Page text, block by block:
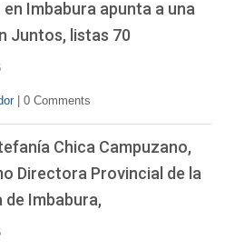
Imbabura apunta a una
Juntos, listas 70
| 0 Comments
Chica Campuzano,
Directora Provincial de la
Imbabura,